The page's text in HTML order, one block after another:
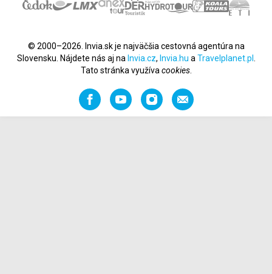
© 2000–2026. Invia.sk je najväčšia cestovná agentúra na
Slovensku. Nájdete nás aj na Invia.cz, Invia.hu a Travelplanet.pl
Tato stránka využíva cookies.
FacebookYouTubeInstagramOdporučiť